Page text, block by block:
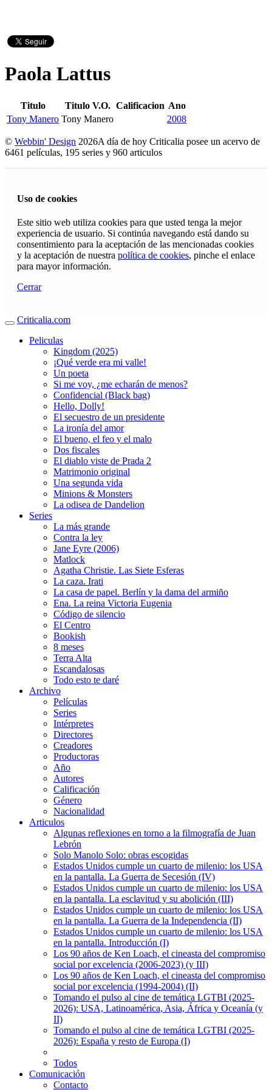
Paola Lattus
Titulo Titulo V.O. Calificacion Ano
Tony Manero Tony Manero 2008
© Webbin' Design 2026A día de hoy Criticalia posee un acervo de
6461 películas, 195 series y 960 articulos
Uso de cookies
Este sitio web utiliza cookies para que usted tenga la mejor
experiencia de usuario. Si continúa navegando está dando su
consentimiento para la aceptación de las mencionadas cookies
y la aceptación de nuestra política de cookies, pinche el enlace
para mayor información.
Cerrar
Criticalia.com
Peliculas
Kingdom (2025)
¡Qué verde era mi valle!
Un poeta
Si me voy, ¿me echarán de menos?
Confidencial (Black bag)
Hello, Dolly!
El secuestro de un presidente
La ironía del amor
El bueno, el feo y el malo
Dos fiscales
El diablo viste de Prada 2
Matrimonio original
Una segunda vida
Minions & Monsters
La odisea de Dandelion
Series
La más grande
Contra la ley
Jane Eyre (2006)
Matlock
Agatha Christie. Las Siete Esferas
La caza. Irati
La casa de papel. Berlín y la dama del armiño
Ena. La reina Victoria Eugenia
Código de silencio
El Centro
Bookish
8 meses
Terra Alta
Escandalosas
Todo esto te daré
Archivo
Películas
Series
Intérpretes
Directores
Creadores
Productoras
Año
Autores
Calificación
Género
Nacionalidad
Articulos
Algunas reflexiones en torno a la filmografía de Juan
Lebrón
Solo Manolo Solo: obras escogidas
Estados Unidos cumple un cuarto de milenio: los USA
en la pantalla. La Guerra de Secesión (IV)
Estados Unidos cumple un cuarto de milenio: los USA
en la pantalla. La esclavitud y su abolición (III)
Estados Unidos cumple un cuarto de milenio: los USA
en la pantalla. La Guerra de la Independencia (II)
Estados Unidos cumple un cuarto de milenio: los USA
en la pantalla. Introducción (I)
Los 90 años de Ken Loach, el cineasta del compromiso
social por excelencia (2006-2023) (y III)
Los 90 años de Ken Loach, el cineasta del compromiso
social por excelencia (1994-2004) (II)
Tomando el pulso al cine de temática LGTBI (2025-
2026): USA, Latinoamérica, Asia, África y Oceanía (y
II)
Tomando el pulso al cine de temática LGTBI (2025-
2026): España y resto de Europa (I)
Todos
Comunicación
Contacto